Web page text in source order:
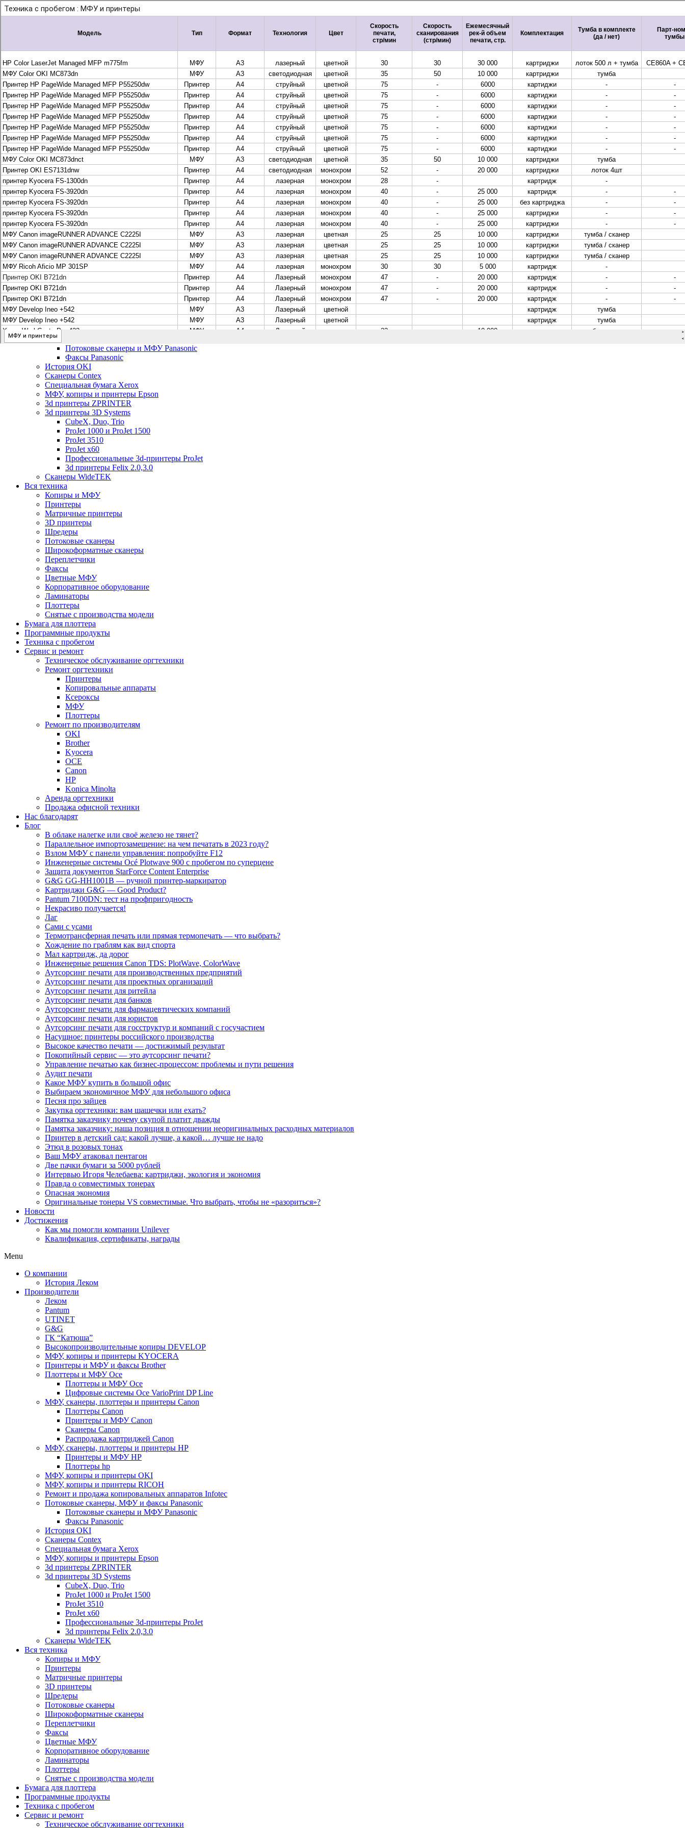
Рассчитать и заказать
Рассчитать и заказать
О компании
История Леком
Производители
Леком
Pantum
UTINET
G&G
ГК “Катюша”
Высокопроизводительные копиры DEVELOP
МФУ, копиры и принтеры KYOCERA
Принтеры и МФУ и факсы Brother
Плоттеры и МФУ Oce
Плоттеры и МФУ Oce
Цифровые системы Oce VarioPrint DP Line
МФУ, сканеры, плоттеры и принтеры Canon
Плоттеры Canon
Принтеры и МФУ Canon
Сканеры Canon
Распродажа картриджей Canon
МФУ, сканеры, плоттеры и принтеры HP
Принтеры и МФУ HP
Плоттеры hp
МФУ, копиры и принтеры OKI
МФУ, копиры и принтеры RICOH
Ремонт и продажа копировальных аппаратов Infotec
Потоковые сканеры, МФУ и факсы Panasonic
Потоковые сканеры и МФУ Panasonic
Факсы Panasonic
История OKI
Сканеры Contex
Специальная бумага Xerox
МФУ, копиры и принтеры Epson
3d принтеры ZPRINTER
3d принтеры 3D Systems
CubeX, Duo, Trio
ProJet 1000 и ProJet 1500
ProJet 3510
ProJet x60
Профессиональные 3d-принтеры ProJet
3d принтеры Felix 2.0,3.0
Сканеры WideTEK
Вся техника
Копиры и МФУ
Принтеры
Матричные принтеры
3D принтеры
Шредеры
Потоковые сканеры
Широкоформатные сканеры
Переплетчики
Факсы
Цветные МФУ
Корпоративное оборудование
Ламинаторы
Плоттеры
Снятые с производства модели
Бумага для плоттера
Программные продукты
Техника с пробегом
Сервис и ремонт
Техническое обслуживание оргтехники
Ремонт оргтехники
Принтеры
Копировальные аппараты
Ксероксы
МФУ
Плоттеры
Ремонт по производителям
OKI
Brother
Kyocera
OCE
Canon
HP
Konica Minolta
Аренда оргтехники
Продажа офисной техники
Нас благодарят
Блог
В облаке налегке или своё железо не тянет?
Параллельное импортозамещение: на чем печатать в 2023 году?
Взлом МФУ с панели управления: попробуйте F12
Инженерные системы Océ Plotwave 900 с пробегом по суперцене
Защита документов StarForce Content Enterprise
G&G GG-HH1001B — ручной принтер-маркиратор
Картриджи G&G — Good Product?
Pantum 7100DN: тест на профпригодность
Некрасиво получается!
Лаг
Сами с усами
Термотрансферная печать или прямая термопечать — что выбрать?
Хождение по граблям как вид спорта
Мал картридж, да дорог
Инженерные решения Canon TDS: PlotWave, ColorWave
Аутсорсинг печати для производственных предприятий
Аутсорсинг печати для проектных организаций
Аутсорсинг печати для ритейла
Аутсорсинг печати для банков
Аутсорсинг печати для фармацевтических компаний
Аутсорсинг печати для юристов
Аутсорсинг печати для госструктур и компаний с госучастием
Насущное: принтеры российского производства
Высокое качество печати — достижимый результат
Покопийный сервис — это аутсорсинг печати?
Управление печатью как бизнес-процессом: проблемы и пути решения
Аудит печати
Какое МФУ купить в большой офис
Выбираем экономичное МФУ для небольшого офиса
Песня про зайцев
Закупка оргтехники: вам шашечки или ехать?
Памятка заказчику почему скупой платит дважды
Памятка заказчику: наша позиция в отношении неоригинальных расходных материалов
Принтер в детский сад: какой лучше, а какой… лучше не надо
Этюд в розовых тонах
Ваш МФУ атаковал пентагон
Две пачки бумаги за 5000 рублей
Интервью Игоря Челебаева: картриджи, экология и экономия
Правда о совместимых тонерах
Опасная экономия
Оригинальные тонеры VS совместимые. Что выбрать, чтобы не «разориться»?
Новости
Достижения
Как мы помогли компании Unilever
Квалификация, сертификаты, награды
Menu
О компании
История Леком
Производители
Леком
Pantum
UTINET
G&G
ГК “Катюша”
Высокопроизводительные копиры DEVELOP
МФУ, копиры и принтеры KYOCERA
Принтеры и МФУ и факсы Brother
Плоттеры и МФУ Oce
Плоттеры и МФУ Oce
Цифровые системы Oce VarioPrint DP Line
МФУ, сканеры, плоттеры и принтеры Canon
Плоттеры Canon
Принтеры и МФУ Canon
Сканеры Canon
Распродажа картриджей Canon
МФУ, сканеры, плоттеры и принтеры HP
Принтеры и МФУ HP
Плоттеры hp
МФУ, копиры и принтеры OKI
МФУ, копиры и принтеры RICOH
Ремонт и продажа копировальных аппаратов Infotec
Потоковые сканеры, МФУ и факсы Panasonic
Потоковые сканеры и МФУ Panasonic
Факсы Panasonic
История OKI
Сканеры Contex
Специальная бумага Xerox
МФУ, копиры и принтеры Epson
3d принтеры ZPRINTER
3d принтеры 3D Systems
CubeX, Duo, Trio
ProJet 1000 и ProJet 1500
ProJet 3510
ProJet x60
Профессиональные 3d-принтеры ProJet
3d принтеры Felix 2.0,3.0
Сканеры WideTEK
Вся техника
Копиры и МФУ
Принтеры
Матричные принтеры
3D принтеры
Шредеры
Потоковые сканеры
Широкоформатные сканеры
Переплетчики
Факсы
Цветные МФУ
Корпоративное оборудование
Ламинаторы
Плоттеры
Снятые с производства модели
Бумага для плоттера
Программные продукты
Техника с пробегом
Сервис и ремонт
Техническое обслуживание оргтехники